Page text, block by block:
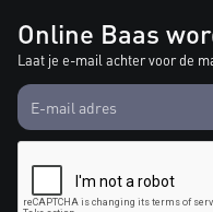
Online Baas
Laat je e-mail achter voor de